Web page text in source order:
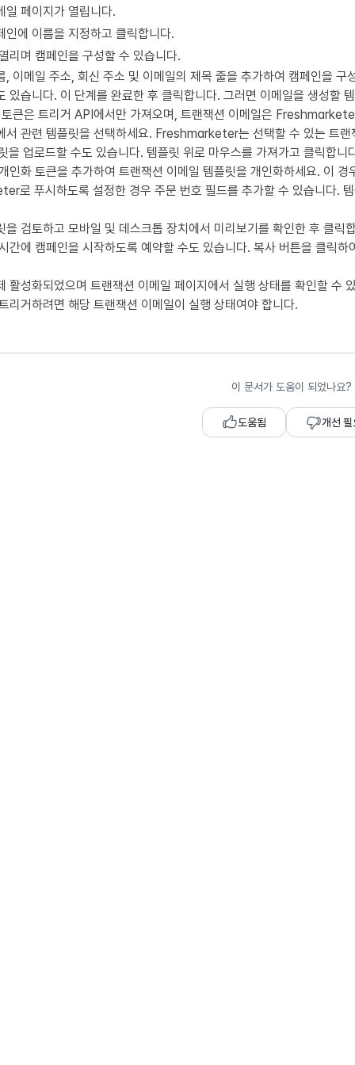
일 페이지가 열립니다.
인에 이름을 지정하고 클릭합니다.
리며 캠페인을 구성할 수 있습니다.
, 이메일 주소, 회신 주소 및 이메일의 제목 줄을 추가하여 캠페인을
있습니다. 이 단계를 완료한 후 클릭합니다. 그러면 이메일을 생성할
큰은 트리거 API에서만 가져오며, 트랜잭션 이메일은
서 관련 템플릿을 선택하세요. Freshmarketer는 선택할 수 있는 트
을 업로드할 수도 있습니다. 템플릿 위로 마우스를 가져가고 클릭합니
인화 토큰을 추가하여 트랜잭션 이메일 템플릿을 개인화하세요. 이
로 푸시하도록 설정한 경우 주문 번호 필드를 추가할 수 있습니다.
을 검토하고 모바일 및 데스크톱 장치에서 미리보기를 확인한 후 클
간에 캠페인을 시작하도록 예약할 수도 있습니다. 복사 버튼을 클릭
활성화되었으며 트랜잭션 이메일 페이지에서 실행 상태를 확인할 수
리거하려면 해당 트랜잭션 이메일이 실행 상태여야 합니다.
이 문서가 도움이 되었나요?
도움됨 개선 필